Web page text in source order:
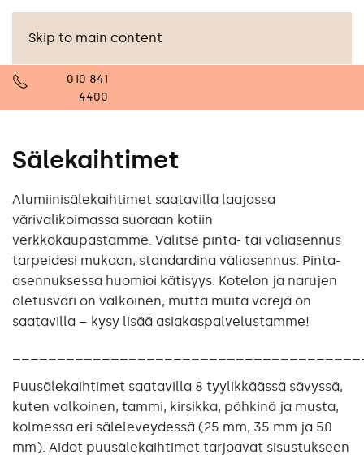
Skip to main content
010 841
4400
Sälekaihtimet
Alumiinisälekaihtimet saatavilla laajassa
värivalikoimassa suoraan kotiin
verkkokaupastamme. Valitse pinta- tai väliasennus
tarpeidesi mukaan, standardina väliasennus. Pinta-
asennuksessa huomioi kätisyys. Kotelon ja narujen
oletusväri on valkoinen, mutta muita värejä on
saatavilla – kysy lisää asiakaspalvelustamme!
Puusälekaihtimet saatavilla 8 tyylikkäässä sävyssä,
kuten valkoinen, tammi, kirsikka, pähkinä ja musta,
kolmessa eri säleleveydessä (25 mm, 35 mm ja 50
mm). Aidot puusälekaihtimet tarjoavat sisustukseen